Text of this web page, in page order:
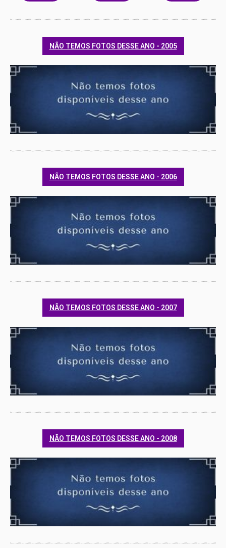
NÃO TEMOS FOTOS DESSE ANO - 2005
NÃO TEMOS FOTOS DESSE ANO - 2006
NÃO TEMOS FOTOS DESSE ANO - 2007
NÃO TEMOS FOTOS DESSE ANO - 2008